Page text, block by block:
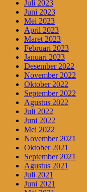
Juli 2023
Juni 2023
Mei 2023
April 2023
Maret 2023
Februari 2023
Januari 2023
Desember 2022
November 2022
Oktober 2022
September 2022
Agustus 2022
Juli 2022
Juni 2022
Mei 2022
November 2021
Oktober 2021
September 2021
Agustus 2021
Juli 2021
Juni 2021